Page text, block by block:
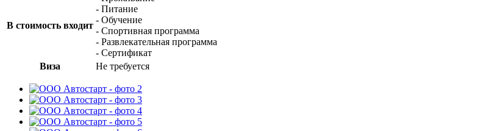
В стоимость входит
- Питание
- Обучение
- Спортивная программа
- Развлекательная программа
- Сертификат
Виза
Не требуется